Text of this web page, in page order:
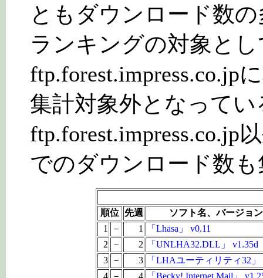
ともダウンロード数
ランキングの対象と
ftp.forest.impress.co.jp
集計対象外となって
ftp.forest.impress.co.jp
でのダウンロード数
順位 先週
ソフト名、バージョン
1
－ 1
「Lhasa」 v0.11
2
－ 2
「UNLHA32.DLL」 v1.35d
3
－ 3
「LHAユーティリティ32」
4
－ 4
「Becky! Internet Mail」